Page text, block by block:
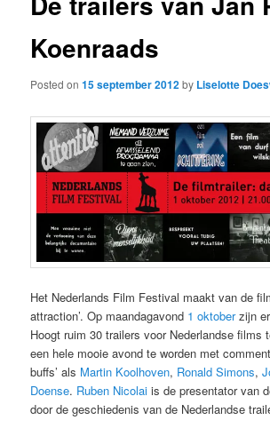
Koenraads
Posted on15 september 2012by Liselotte
Het Nederlands Film Festival maakt van de
attraction’. Op maandagavond 1 oktoberzijn er
Hoogt ruim 30 trailers voor Nederlandse films
een hele mooie avond te worden met
buffs’ als Martin Koolhoven, Ronald Simons,
Doense. Ruben Nicolai is de presentator van
door de geschiedenis van de Nederlandse